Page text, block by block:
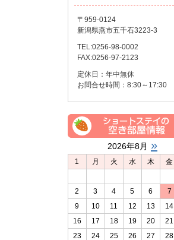
〒959-0124
新潟県燕市五千石3223-3
TEL:0256-98-0002
FAX:0256-97-2123
定休日：年中無休
お問合せ時間：8:30～17:30
2026年8月 »
1 月 火 水 木 金
2
3 4 5 6 7
9
10 11 12 13 14
16
17 18 19 20 21
23
24 25 26 27 28